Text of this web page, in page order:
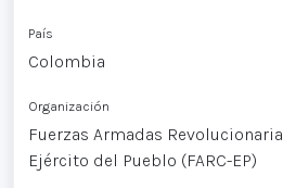
País
Colombia
Organización
Fuerzas Armadas
Ejército del Pueblo (FARC-EP)